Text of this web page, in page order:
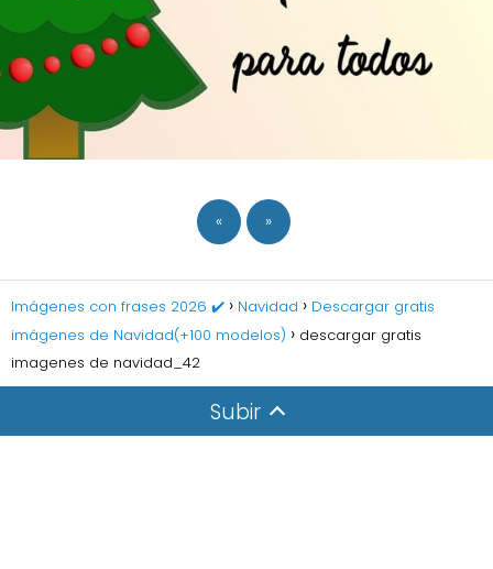
« »
Imágenes con frases 2026 ✔️ Navidad
Descargar gratis
imágenes de Navidad(+100 modelos)
descargar gratis
imagenes de navidad_42
Subir